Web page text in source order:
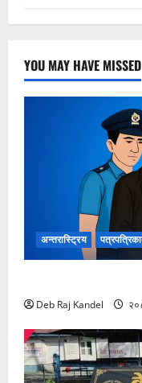
YOU MAY HAVE MISSED
अन्तरास्ट्रिय
Deb Raj Kandel